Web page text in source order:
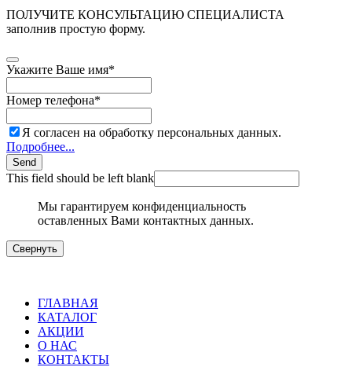
ПОЛУЧИТЕ КОНСУЛЬТАЦИЮ СПЕЦИАЛИСТА
заполнив простую форму.
Укажите Ваше имя*
Номер телефона*
Я согласен на обработку персональных данных.
Подробнее...
Send
This field should be left blank
Мы гарантируем конфиденциальность
оставленных Вами контактных данных.
Свернуть
ГЛАВНАЯ
КАТАЛОГ
АКЦИИ
О НАС
КОНТАКТЫ